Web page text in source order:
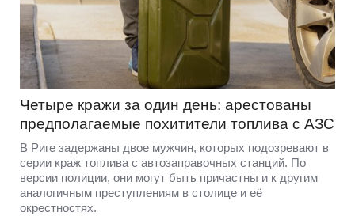
Четыре кражи за один день: арестованы
предполагаемые похитители топлива с АЗС
В Риге задержаны двое мужчин, которых подозревают в
серии краж топлива с автозаправочных станций. По
версии полиции, они могут быть причастны и к другим
аналогичным преступлениям в столице и её
окрестностях.